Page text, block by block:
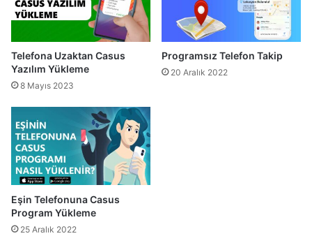
Telefona Uzaktan Casus
Yazılım Yükleme
8 Mayıs 2023
Programsız Telefon Takip
20 Aralık 2022
Eşin Telefonuna Casus
Program Yükleme
25 Aralık 2022